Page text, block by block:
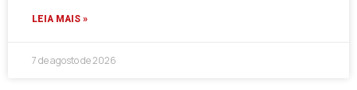
LEIA MAIS »
7 de agosto de 2026